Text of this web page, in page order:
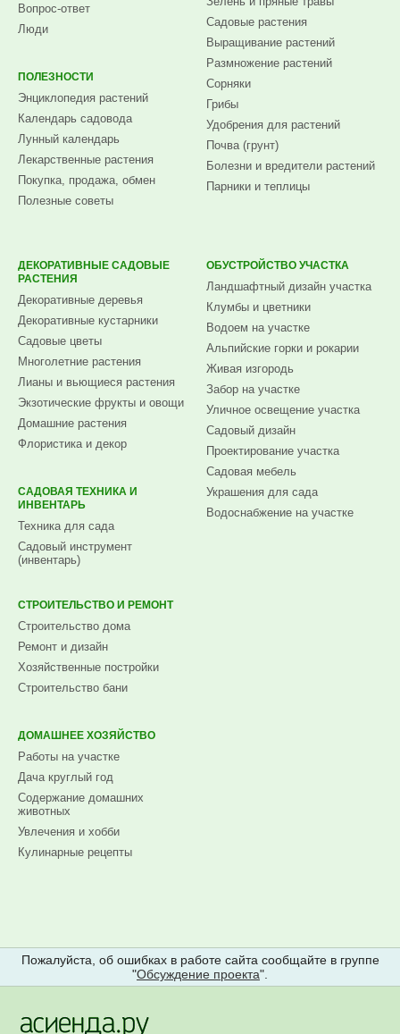
Вопрос-ответ
Люди
ПОЛЕЗНОСТИ
Энциклопедия растений
Календарь садовода
Лунный календарь
Лекарственные растения
Покупка, продажа, обмен
Полезные советы
Садовые растения
Выращивание растений
Размножение растений
Сорняки
Грибы
Удобрения для растений
Почва (грунт)
Болезни и вредители растений
Парники и теплицы
ДЕКОРАТИВНЫЕ САДОВЫЕ
РАСТЕНИЯ
Декоративные деревья
Декоративные кустарники
Садовые цветы
Многолетние растения
Лианы и вьющиеся растения
Экзотические фрукты и овощи
Домашние растения
Флористика и декор
САДОВАЯ ТЕХНИКА И
ИНВЕНТАРЬ
Техника для сада
Садовый инструмент
(инвентарь)
ОБУСТРОЙСТВО УЧАСТКА
Ландшафтный дизайн участка
Клумбы и цветники
Водоем на участке
Альпийские горки и рокарии
Живая изгородь
Забор на участке
Уличное освещение участка
Садовый дизайн
Проектирование участка
Садовая мебель
Украшения для сада
Водоснабжение на участке
СТРОИТЕЛЬСТВО И РЕМОНТ
Строительство дома
Ремонт и дизайн
Хозяйственные постройки
Строительство бани
ДОМАШНЕЕ ХОЗЯЙСТВО
Работы на участке
Дача круглый год
Содержание домашних
животных
Увлечения и хобби
Кулинарные рецепты
Пожалуйста, об ошибках в работе сайта сообщайте в группе
"Обсуждение проекта".